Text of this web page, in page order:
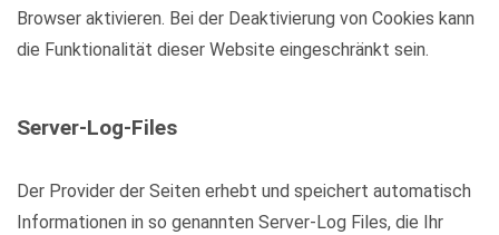
Browser aktivieren. Bei der Deaktivierung von Cookies kann
die Funktionalität dieser Website eingeschränkt sein.
Server-Log-Files
Der Provider der Seiten erhebt und speichert automatisch
Informationen in so genannten Server-Log Files, die Ihr